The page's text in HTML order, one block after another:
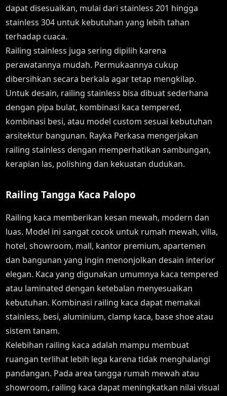
dapat disesuaikan, mulai dari stainless 201 hingga
stainless 304 untuk kebutuhan yang lebih tahan
terhadap cuaca.
Railing stainless juga sering dipilih karena
perawatannya mudah. Permukaannya cukup
dibersihkan secara berkala agar tetap mengkilap.
Untuk desain, railing stainless bisa dibuat sederhana
dengan pipa bulat, kombinasi kaca tempered,
kombinasi besi, atau model custom sesuai kebutuhan
arsitektur bangunan. Rayka Perkasa mengerjakan
railing stainless dengan memperhatikan sambungan,
kerapian las, polishing dan kekuatan dudukan.
Railing Tangga Kaca Palopo
Railing kaca memberikan kesan mewah, modern dan
luas. Model ini sangat cocok untuk rumah mewah, villa,
hotel, showroom, mall, kantor premium, apartemen
dan bangunan yang ingin menonjolkan desain interior
elegan. Kaca yang digunakan umumnya kaca tempered
atau laminated dengan ketebalan menyesuaikan
kebutuhan. Kombinasi railing kaca dapat memakai
stainless, besi, aluminium, clamp kaca, base shoe atau
sistem tanam.
Kelebihan railing kaca adalah mampu membuat
ruangan terlihat lebih lega karena tidak menghalangi
pandangan. Pada area tangga rumah mewah atau
showroom, railing kaca dapat meningkatkan nilai visual